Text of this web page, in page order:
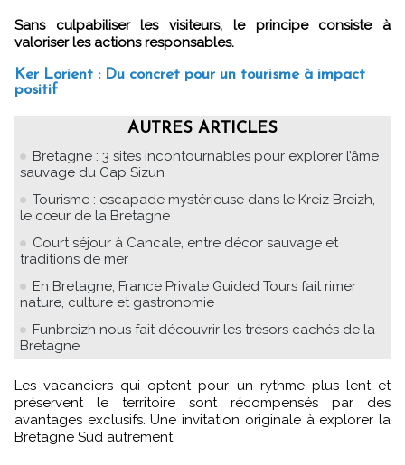
Sans culpabiliser les visiteurs, le principe consiste à
valoriser les actions responsables.
Ker Lorient : Du concret pour un tourisme à impact
positif
AUTRES ARTICLES
Bretagne : 3 sites incontournables pour explorer l’âme
sauvage du Cap Sizun
Tourisme : escapade mystérieuse dans le Kreiz Breizh,
le cœur de la Bretagne
Court séjour à Cancale, entre décor sauvage et
traditions de mer
En Bretagne, France Private Guided Tours fait rimer
nature, culture et gastronomie
Funbreizh nous fait découvrir les trésors cachés de la
Bretagne
Les vacanciers qui optent pour un rythme plus lent et
préservent le territoire sont récompensés par des
avantages exclusifs. Une invitation originale à explorer la
Bretagne Sud autrement.